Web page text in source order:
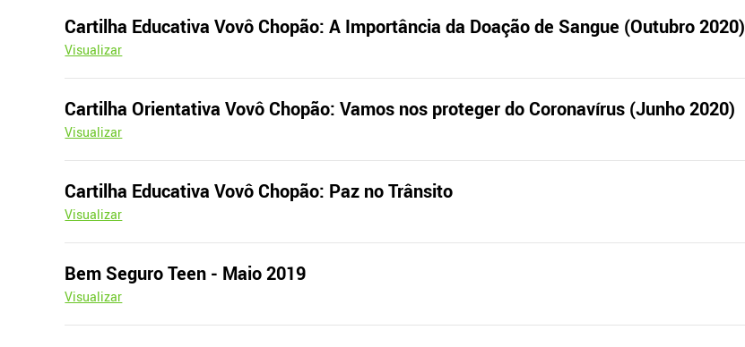
Cartilha Educativa Vovô Chopão: A Importância da Doação de Sangue (Outubro 2020)
Visualizar
Cartilha Orientativa Vovô Chopão: Vamos nos proteger do Coronavírus (Junho 2020)
Visualizar
Cartilha Educativa Vovô Chopão: Paz no Trânsito
Visualizar
Bem Seguro Teen - Maio 2019
Visualizar